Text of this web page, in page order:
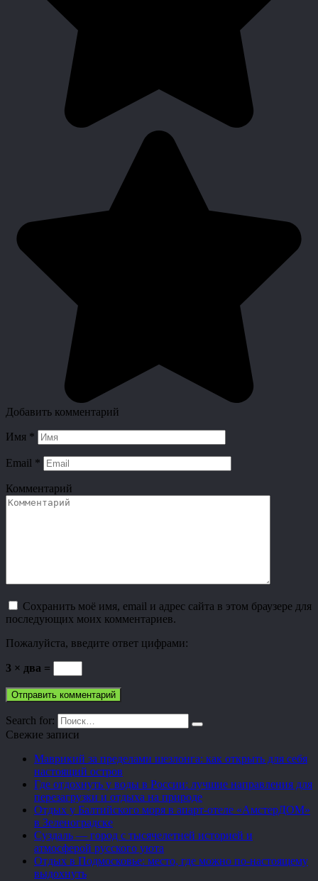
Добавить комментарий
Имя *
Email *
Комментарий
Сохранить моё имя, email и адрес сайта в этом браузере для
последующих моих комментариев.
Пожалуйста, введите ответ цифрами:
3 × два =
Search for:
Свежие записи
Маврикий за пределами шезлонга: как открыть для себя
настоящий остров
Где отдохнуть у воды в России: лучшие направления для
перезагрузки и отдыха на природе
Отдых у Балтийского моря в апарт-отеле «АмстерДОМ»
в Зеленоградске
Суздаль — город с тысячелетней историей и
атмосферой русского уюта
Отдых в Подмосковье: место, где можно по-настоящему
выдохнуть